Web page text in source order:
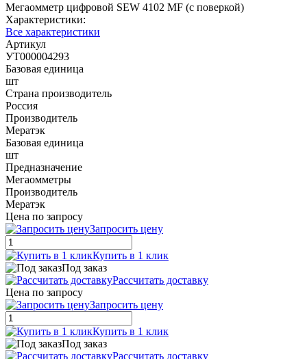
Мегаомметр цифровой SEW 4102 MF (с поверкой)
Характеристики:
Все характеристики
Артикул
УТ000004293
Базовая единица
шт
Страна производитель
Россия
Производитель
Мератэк
Базовая единица
шт
Предназначение
Мегаомметры
Производитель
Мератэк
Цена по запросу
Запросить цену
Купить в 1 клик
Под заказ
Рассчитать доставку
Цена по запросу
Запросить цену
Купить в 1 клик
Под заказ
Рассчитать доставку